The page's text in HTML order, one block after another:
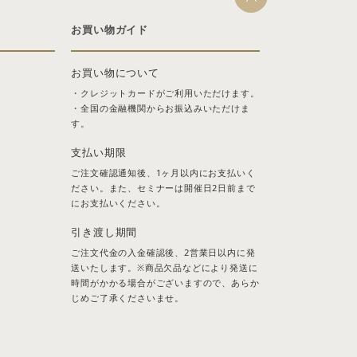
お買い物ガイド
お買い物について
・クレジットカードがご利用いただけます。
・全国の金融機関からお振込みいただけま
す。
支払い期限
ご注文確認通知後、1ヶ月以内にお支払いく
ださい。また、セミナーは開催日2日前まで
にお支払いください。
引き渡し期間
ご注文代金の入金確認後、2営業日以内に発
送いたします。※商品欠品などにより発送に
時間がかかる場合がございますので、あらか
じめご了承くださいませ。